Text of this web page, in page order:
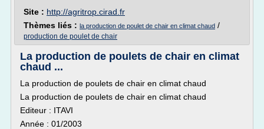
Site : http://agritrop.cirad.fr
Thèmes liés : la production de poulet de chair en climat chaud /
production de poulet de chair
La production de poulets de chair en climat
chaud ...
La production de poulets de chair en climat chaud
La production de poulets de chair en climat chaud
Editeur : ITAVI
Année : 01/2003